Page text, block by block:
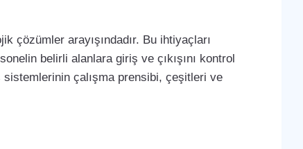
arayışındadır. Bu ihtiyaçları
belirli alanlara giriş ve çıkışını kontrol
çalışma prensibi, çeşitleri ve